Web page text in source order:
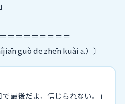
＝＝＝＝＝＝＝＝
guò de zhēn kuài a.）〕
で最後だよ、信じられない。」